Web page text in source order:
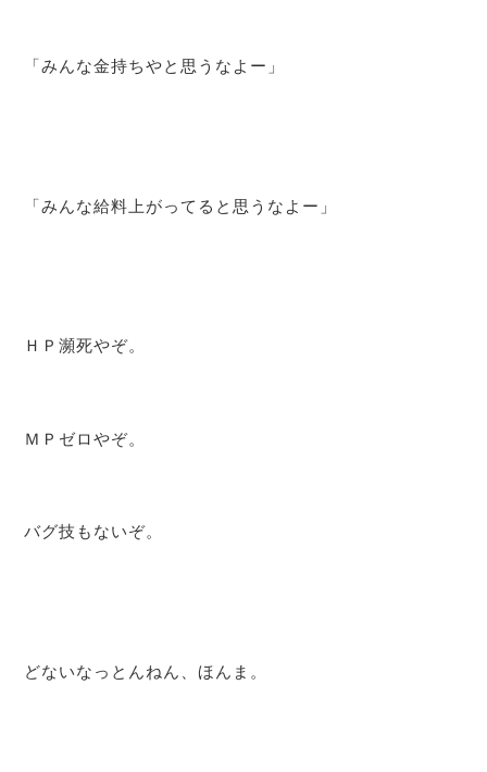
「みんな金持ちやと思うなよー」
「みんな給料上がってると思うなよー」
ＨＰ瀕死やぞ。
ＭＰゼロやぞ。
バグ技もないぞ。
どないなっとんねん、ほんま。